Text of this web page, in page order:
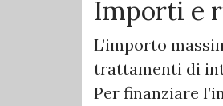
Importi e
L’importo
trattamenti di
Per finanziare